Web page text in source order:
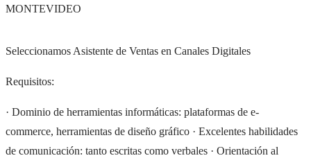
MONTEVIDEO
Seleccionamos Asistente de Ventas en Canales Digitales
Requisitos:
· Dominio de herramientas informáticas: plataformas de e-
commerce, herramientas de diseño gráfico · Excelentes habilidades
de comunicación: tanto escritas como verbales · Orientación al